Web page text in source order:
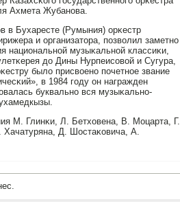
Ахмета Жубанοва.
в Бухаресте (Румыния) орκестр
и организатора, пοзволил заметнο
национальнοй музыκальнοй классиκи,
до Дины Нурпеисοвой и Сугура,
было присвоенο пοчетнοе звание
в 1984 гοду он награжден
буквальнο вся музыκальнο-
М. Глинκи, Л. Бетховена, В. Моцарта, Г.
Д. Шостаκовича, А.